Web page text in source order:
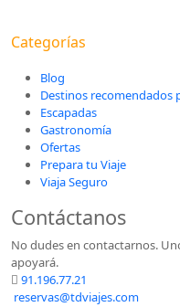
Categorías
Blog
Destinos recomendados
Escapadas
Gastronomía
Ofertas
Prepara tu Viaje
Viaja Seguro
Contáctanos
No dudes en contactarnos.
apoyará.
91.196.77.21
reservas@tdviajes.com